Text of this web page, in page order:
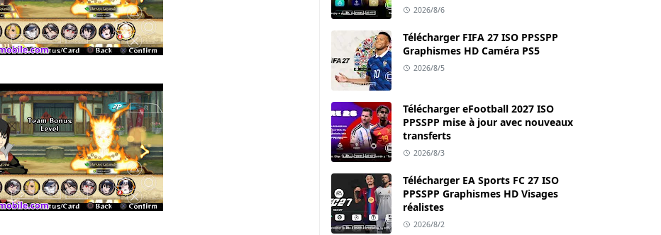
2026/8/6
Télécharger FIFA 27 ISO PPSSPP
Graphismes HD Caméra PS5
2026/8/5
Télécharger eFootball 2027 ISO
PPSSPP mise à jour avec nouveaux
transferts
2026/8/3
Télécharger EA Sports FC 27 ISO
PPSSPP Graphismes HD Visages
réalistes
2026/8/2